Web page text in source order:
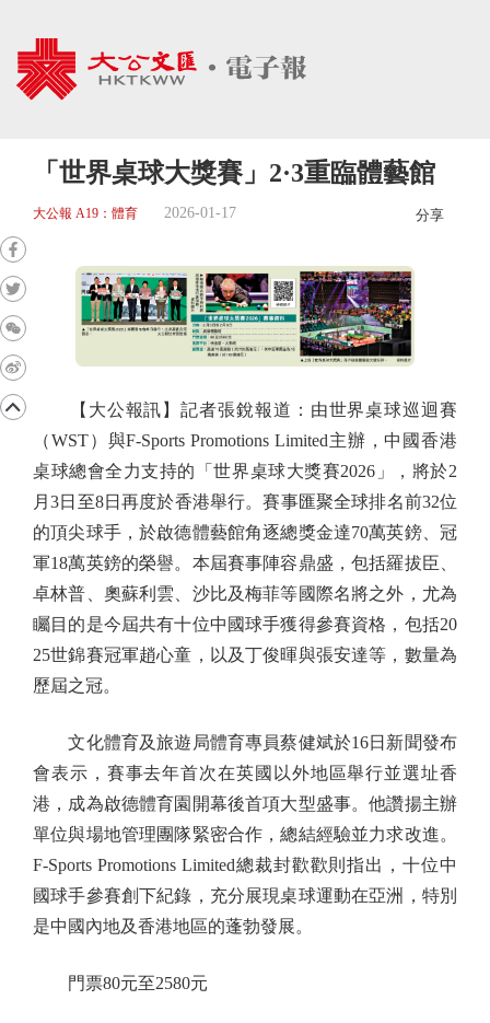
「世界桌球大獎賽」2·3重臨體藝館
大公報 A19：體育 2026-01-17 分享
【大公報訊】記者張銳報道：由世界桌球巡迴賽
（WST）與F-Sports Promotions Limited主辦，中國香港
桌球總會全力支持的「世界桌球大獎賽2026」，將於2
月3日至8日再度於香港舉行。賽事匯聚全球排名前32位
的頂尖球手，於啟德體藝館角逐總獎金達70萬英鎊、冠
軍18萬英鎊的榮譽。本屆賽事陣容鼎盛，包括羅拔臣、
卓林普、奧蘇利雲、沙比及梅菲等國際名將之外，尤為
矚目的是今屆共有十位中國球手獲得參賽資格，包括20
25世錦賽冠軍趙心童，以及丁俊暉與張安達等，數量為
歷屆之冠。
文化體育及旅遊局體育專員蔡健斌於16日新聞發布
會表示，賽事去年首次在英國以外地區舉行並選址香
港，成為啟德體育園開幕後首項大型盛事。他讚揚主辦
單位與場地管理團隊緊密合作，總結經驗並力求改進。
F-Sports Promotions Limited總裁封歡歡則指出，十位中
國球手參賽創下紀錄，充分展現桌球運動在亞洲，特別
是中國內地及香港地區的蓬勃發展。
門票80元至2580元